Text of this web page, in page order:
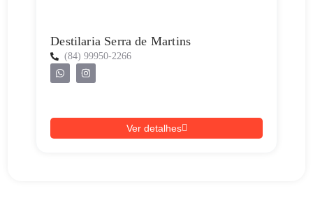
Destilaria Serra de Martins
(84) 99950-2266
Ver detalhes